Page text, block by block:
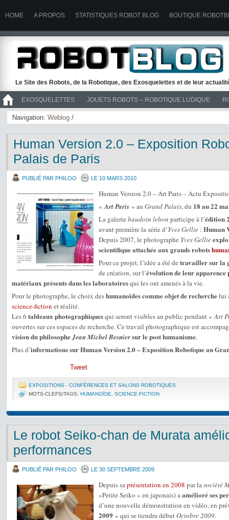
HOME A PROPOS STATISTIQUES ROBOT BLOG BOUTIQUE
Le Site des Robots, de la Robotique, des Exosquelettes et de leur
EXOSQUELETTES JOUETS ROBOTS – ROBOTIQUE LUDIQUE
>> ROBOTS
Navigation: Weblog /
Human Version 2.0 – Exposition
Palais de Paris
PUBLIÉ PAR PHILOO LE 10 MARS 2010
Human Version 2.0 – Art Paris – Actu
«Art Paris » au Grand Palais, du 18 au 22
La galerie baudoin lebon participe à l’édition
avant première la série d’Yves Gellie : Human
Depuis 2007, le photographe Yves Gellie
scientifique attachée aux grands robots
Pour ce projet, l’idée a été de travailler sur la
de création, sur l’évolution de leur apparence
matériaux présents dans les laboratoiresqui les ont amenés à la vie.
Pour le photographe, le choix deshumanoïdes comme objet de recherchelui
science-fiction et réalité.
Les 6 tableaux photographiquesqui seront visibles au public pendant «Art
ouvertes sur ces espaces de recherche. Ce travail photographique est
vision du philosopheJean Michel Besniersur le post humanisme.
Plus d’informations sur Human Version 2.0 – Exposition Robotique au
Tweet
EXPOSITIONS - CONFÉRENCES ET SALONS ROBOTIQUES
MOTS-CLEFS/TAGS: HUMANOÏDE SCIENCE-FICTION
Le robot Seiko-chan de Murata
performances
PUBLIÉ PAR PHILOO LE 30 SEPTEMBRE 2009
Depuis saprésentation en 2008 par lasociété
»Petite Seiko » en japonais) aamélioré ses
d’une nouvelle démonstration en vidéo, en
2009 » qui se tiendra débutOctobre 2009.